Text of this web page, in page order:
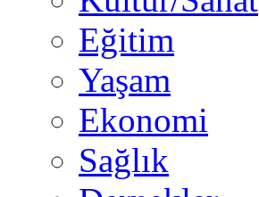
Eğitim
Yaşam
Ekonomi
Sağlık